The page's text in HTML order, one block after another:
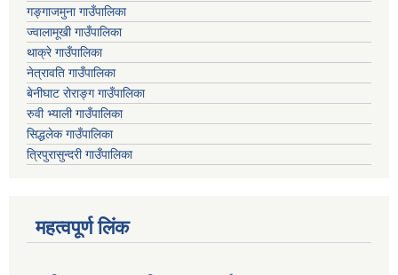
गङ्गाजमुना गाउँपालिका
ज्वालामूखी गाउँपालिका
थाक्रे गाउँपालिका
नेत्रावति गाउँपालिका
बेनीघाट रोराङ्ग गाउँपालिका
रुवी भ्याली गाउँपालिका
सिद्धलेक गाउँपालिका
त्रिपुरासुन्दरी गाउँपालिका
महत्वपूर्ण लिंक